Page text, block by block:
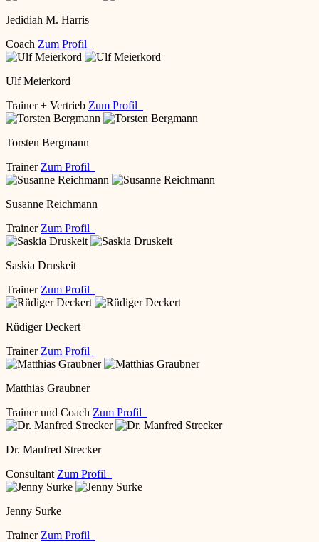
Jedidiah M. Harris
Coach Zum Profil
Ulf Meierkord
Trainer + Vertrieb Zum Profil
Torsten Bergmann
Trainer Zum Profil
Susanne Reichmann
Trainer Zum Profil
Saskia Druskeit
Trainer Zum Profil
Rüdiger Deckert
Trainer Zum Profil
Matthias Graubner
Trainer und Coach Zum Profil
Dr. Manfred Strecker
Consultant Zum Profil
Jenny Surke
Trainer Zum Profil